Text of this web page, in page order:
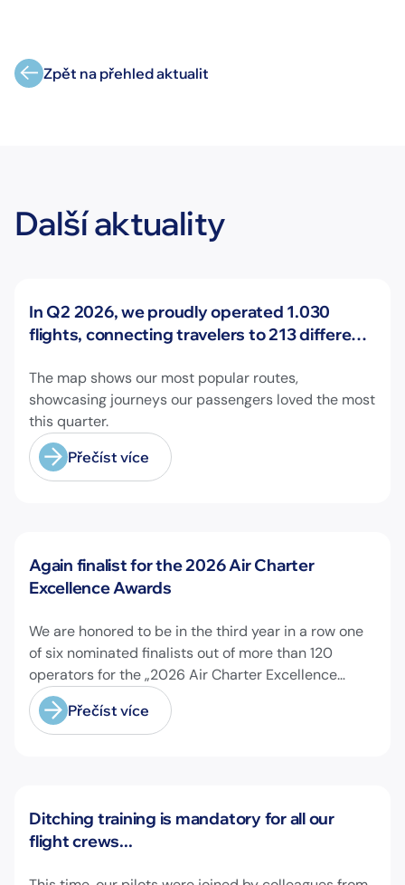
Zpět na přehled aktualit
Další aktuality
Novinky
In Q2 2026, we proudly operated 1.030
flights, connecting travelers to 213 different
The map shows our most popular routes,
showcasing journeys our passengers loved the most
this quarter.
Přečíst více
Novinky
Again finalist for the 2026 Air Charter
Excellence Awards
We are honored to be in the third year in a row one
of six nominated finalists out of more than 120
operators for the „2026 Air Charter Excellence
Awards“ in the category „Executive Passenger
Charter Operator of the Year (18 seats or less)“!
@theaircharterassociation
Přečíst více
Novinky
Ditching training is mandatory for all our
flight crews...